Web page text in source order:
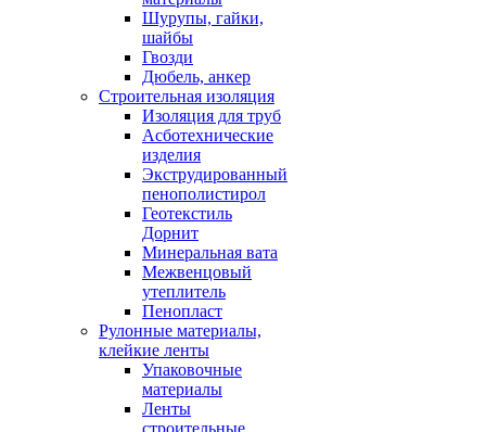
Шурупы, гайки,
шайбы
Гвозди
Дюбель, анкер
Строительная изоляция
Изоляция для труб
Асботехнические
изделия
Экструдированный
пенополистирол
Геотекстиль
Дорнит
Минеральная вата
Межвенцовый
утеплитель
Пенопласт
Рулонные материалы,
клейкие ленты
Упаковочные
материалы
Ленты
строительные